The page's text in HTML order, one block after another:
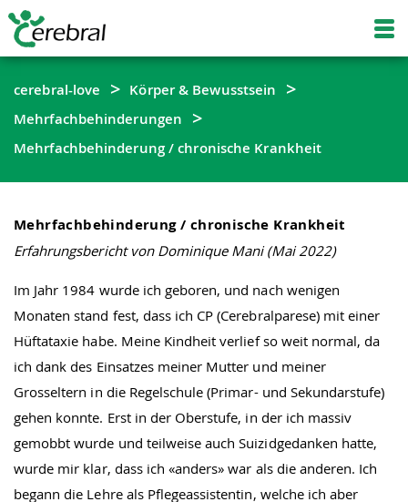
cerebral-love
Körper & Bewusstsein
Mehrfachbehinderungen
Mehrfachbehinderung / chronische Krankheit
Mehrfachbehinderung / chronische Krankheit
Erfahrungsbericht von Dominique Mani (Mai 2022)
Im Jahr 1984 wurde ich geboren, und nach wenigen
Monaten stand fest, dass ich CP (Cerebralparese) mit einer
Hüftataxie habe. Meine Kindheit verlief so weit normal, da
ich dank des Einsatzes meiner Mutter und meiner
Grosseltern in die Regelschule (Primar- und Sekundarstufe)
gehen konnte. Erst in der Oberstufe, in der ich massiv
gemobbt wurde und teilweise auch Suizidgedanken hatte,
wurde mir klar, dass ich «anders» war als die anderen. Ich
begann die Lehre als Pflegeassistentin, welche ich aber